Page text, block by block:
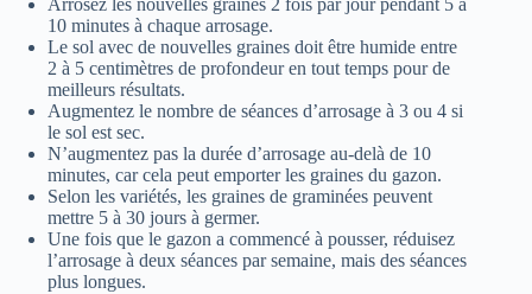
Arrosez les nouvelles graines 2 fois par jour pendant 5 à
10 minutes à chaque arrosage.
Le sol avec de nouvelles graines doit être humide entre
2 à 5 centimètres de profondeur en tout temps pour de
meilleurs résultats.
Augmentez le nombre de séances d’arrosage à 3 ou 4 si
le sol est sec.
N’augmentez pas la durée d’arrosage au-delà de 10
minutes, car cela peut emporter les graines du gazon.
Selon les variétés, les graines de graminées peuvent
mettre 5 à 30 jours à germer.
Une fois que le gazon a commencé à pousser, réduisez
l’arrosage à deux séances par semaine, mais des séances
plus longues.